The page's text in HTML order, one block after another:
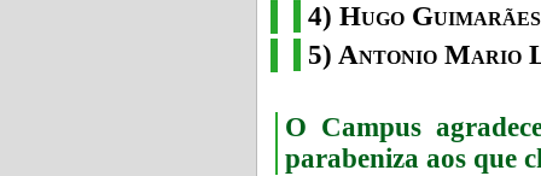
4) Hugo
5) Antonio Mario
O Campus
parabeniza aos que